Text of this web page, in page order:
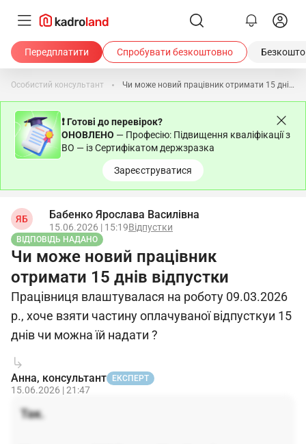
Передплатити Спробувати безкоштовно
Особистий консультант Чи може новий працівник отримати 15 днів відпустки
❗ Готові до перевірок?
ОНОВЛЕНО — Професію: Підвищення кваліфікації з
ВО — із Сертифікатом держзразка
Зареєструватися
ЯБ Бабенко Ярослава Василівна
15.06.2026 | 15:19Відпустки
ВІДПОВІДЬ НАДАНО
Чи може новий працівник
отримати 15 днів відпустки
Працівниця влаштувалася на роботу 09.03.2026
р., хоче взяти частину оплачуваної відпусткуи 15
днів чи можна їй надати ?
Анна, консультант ЕКСПЕРТ
15.06.2026 | 21:47
Так.